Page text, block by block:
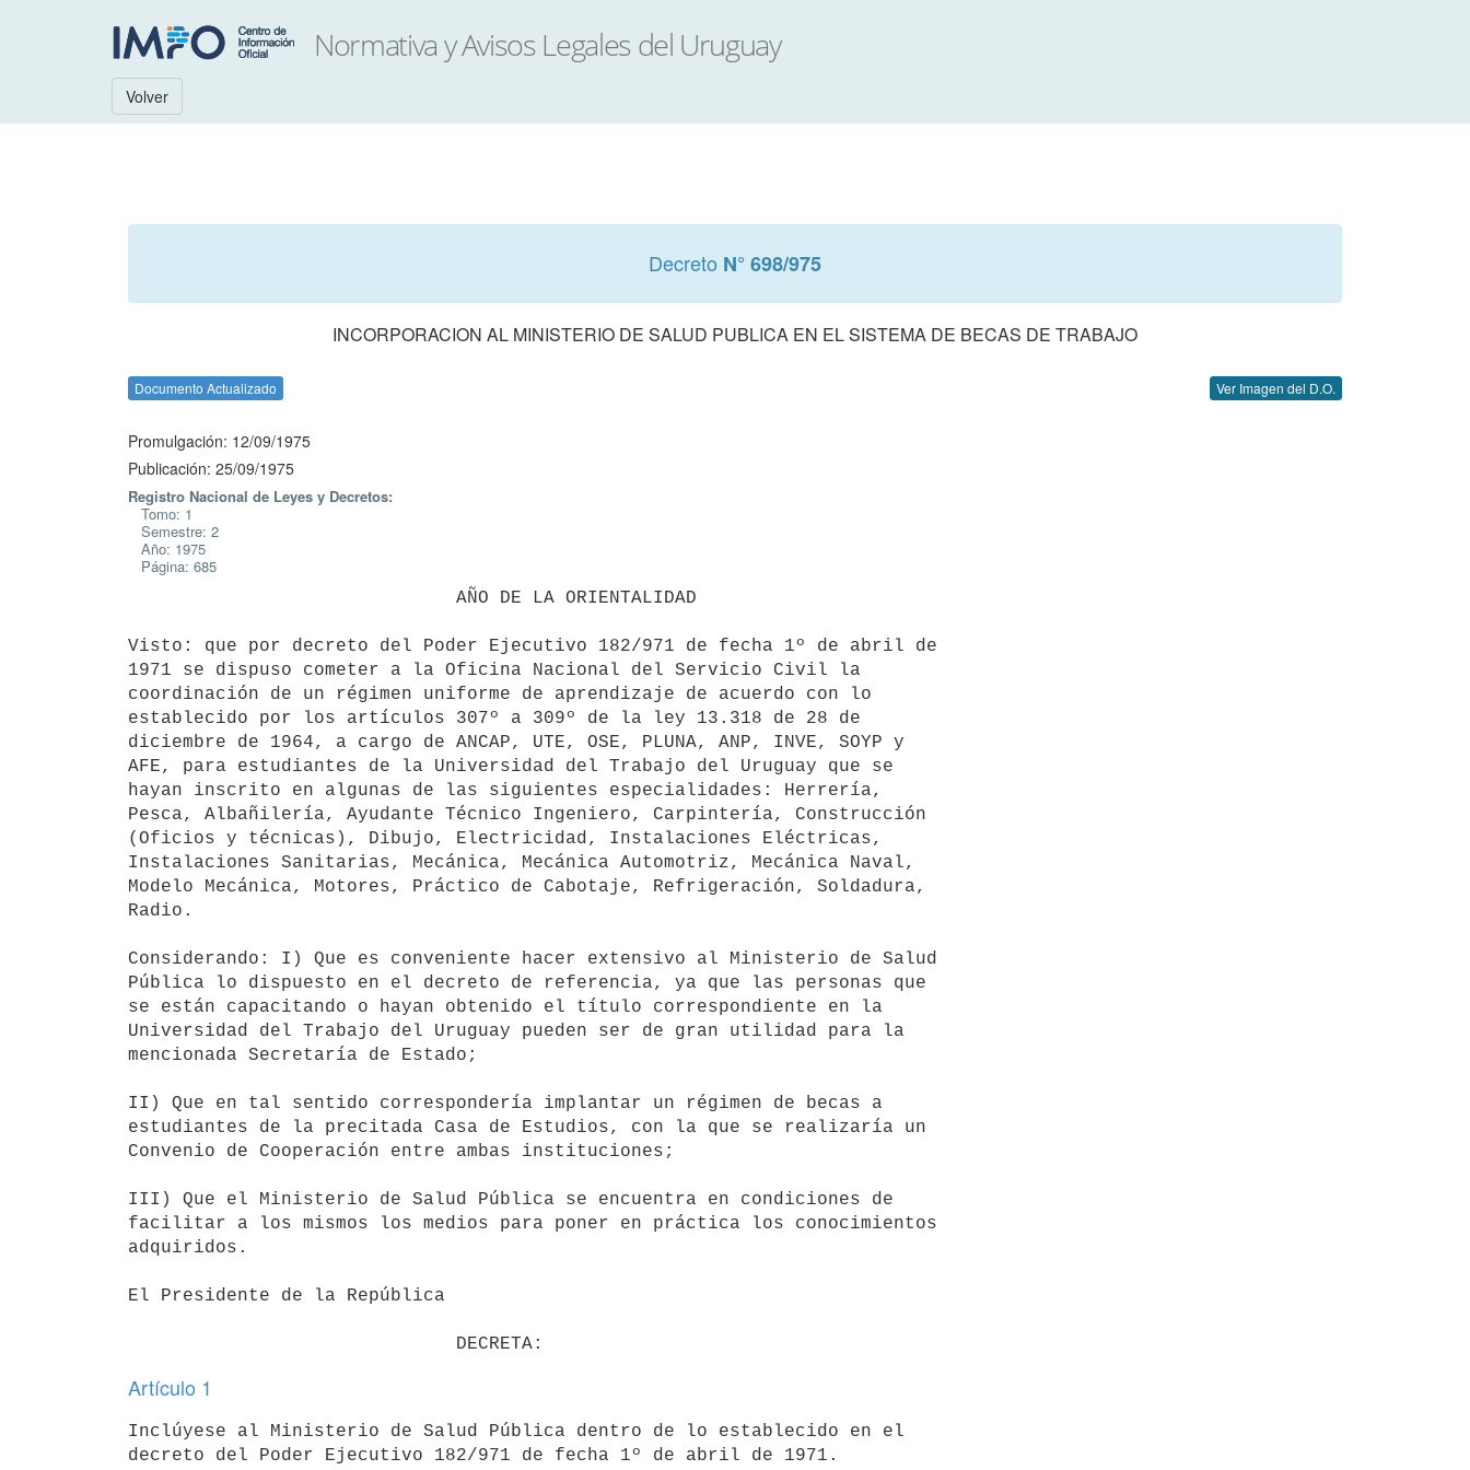
Volver
Decreto N° 698/975
INCORPORACION AL MINISTERIO DE SALUD PUBLICA EN EL SISTEMA DE BECAS DE TRABAJO
Documento Actualizado Ver Imagen del D.O.
Promulgación: 12/09/1975
Publicación: 25/09/1975
Registro Nacional de Leyes y Decretos:
Tomo: 1
Semestre: 2
Año: 1975
Página: 685
Visto: que por decreto del Poder Ejecutivo 182/971 de fecha 1º de abril de
1971 se dispuso cometer a la Oficina Nacional del Servicio Civil la
coordinación de un régimen uniforme de aprendizaje de acuerdo con lo
establecido por los artículos 307º a 309º de la ley 13.318 de 28 de
diciembre de 1964, a cargo de ANCAP, UTE, OSE, PLUNA, ANP, INVE, SOYP y
AFE, para estudiantes de la Universidad del Trabajo del Uruguay que se
hayan inscrito en algunas de las siguientes especialidades: Herrería,
Pesca, Albañilería, Ayudante Técnico Ingeniero, Carpintería, Construcción
(Oficios y técnicas), Dibujo, Electricidad, Instalaciones Eléctricas,
Instalaciones Sanitarias, Mecánica, Mecánica Automotriz, Mecánica Naval,
Modelo Mecánica, Motores, Práctico de Cabotaje, Refrigeración, Soldadura,
Radio.
Considerando: I) Que es conveniente hacer extensivo al Ministerio de Salud
Pública lo dispuesto en el decreto de referencia, ya que las personas que
se están capacitando o hayan obtenido el título correspondiente en la
Universidad del Trabajo del Uruguay pueden ser de gran utilidad para la
mencionada Secretaría de Estado;
II) Que en tal sentido correspondería implantar un régimen de becas a
estudiantes de la precitada Casa de Estudios, con la que se realizaría un
Convenio de Cooperación entre ambas instituciones;
III) Que el Ministerio de Salud Pública se encuentra en condiciones de
facilitar a los mismos los medios para poner en práctica los conocimientos
adquiridos.
El Presidente de la República
Artículo 1
Inclúyese al Ministerio de Salud Pública dentro de lo establecido en el